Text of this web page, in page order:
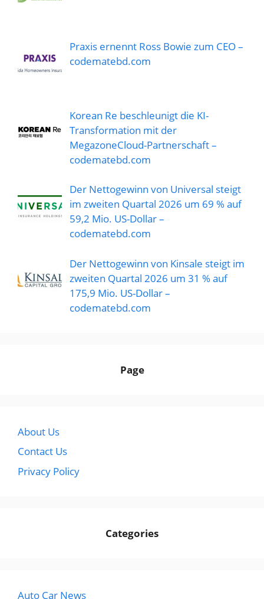
Praxis ernennt Ross Bowie zum CEO –
codematebd.com
Korean Re beschleunigt die KI-
Transformation mit der
MegazoneCloud-Partnerschaft –
codematebd.com
Der Nettogewinn von Universal steigt
im zweiten Quartal 2026 um 69 % auf
59,2 Mio. US-Dollar –
codematebd.com
Der Nettogewinn von Kinsale steigt im
zweiten Quartal 2026 um 31 % auf
175,9 Mio. US-Dollar –
codematebd.com
Page
About Us
Contact Us
Privacy Policy
Categories
Auto Car News